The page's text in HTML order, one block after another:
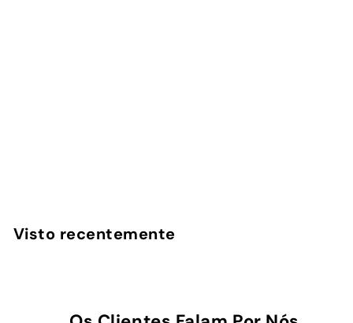
Visto recentemente